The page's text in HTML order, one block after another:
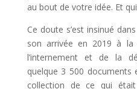
au bout de votre idée. Et
Ce doute s’est insinué
son arrivée en 2019 à
l’internement et de la
quelque 3 500
collection de ce qui